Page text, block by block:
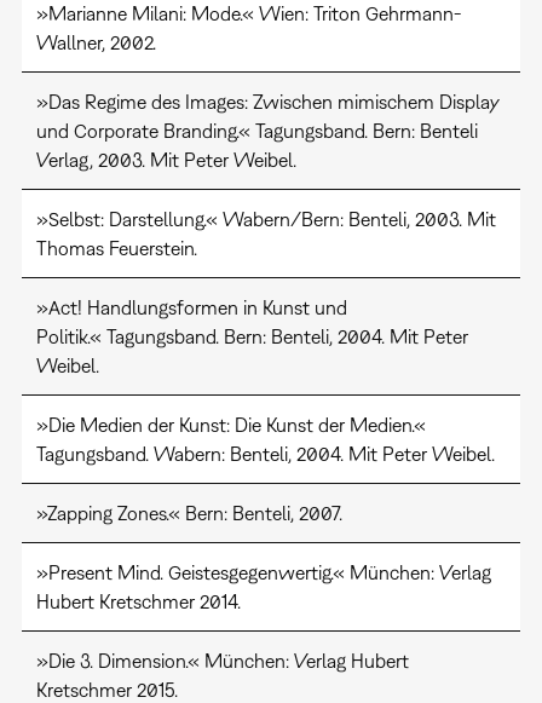
»Marianne Milani: Mode.« Wien: Triton Gehrmann-
Wallner, 2002.
»Das Regime des Images: Zwischen mimischem Display
und Corporate Branding.« Tagungsband. Bern: Benteli
Verlag, 2003. Mit Peter Weibel.
»Selbst: Darstellung.« Wabern/Bern: Benteli, 2003. Mit
Thomas Feuerstein.
»Act! Handlungsformen in Kunst und
Politik.« Tagungsband. Bern: Benteli, 2004. Mit Peter
Weibel.
»Die Medien der Kunst: Die Kunst der Medien.«
Tagungsband. Wabern: Benteli, 2004. Mit Peter Weibel.
»Zapping Zones.« Bern: Benteli, 2007.
»Present Mind. Geistesgegenwertig.« München: Verlag
Hubert Kretschmer 2014.
»Die 3. Dimension.« München: Verlag Hubert
Kretschmer 2015.